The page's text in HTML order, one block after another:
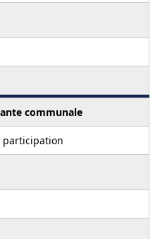
communale
participation